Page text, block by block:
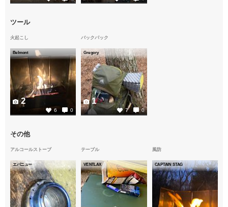
ツール
火起こし
Belmont
6 0
2
バックパック
Gregory
7 0
1
その他
アルコールストーブ
エバニュー
テーブル
VENTLAX
風防
CAPTAIN STAG